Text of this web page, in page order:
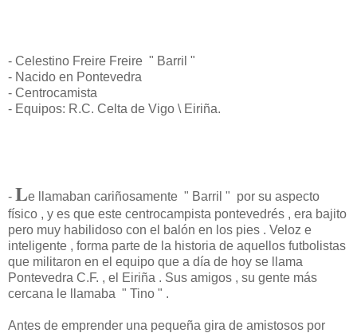
- Celestino Freire Freire " Barril "
- Nacido en Pontevedra
- Centrocamista
- Equipos: R.C. Celta de Vigo \ Eiriña.
- Le llamaban cariñosamente " Barril " por su aspecto
físico , y es que este centrocampista pontevedrés , era bajito
pero muy habilidoso con el balón en los pies . Veloz e
inteligente , forma parte de la historia de aquellos futbolistas
que militaron en el equipo que a día de hoy se llama
Pontevedra C.F. , el Eiriña . Sus amigos , su gente más
cercana le llamaba " Tino " .
Antes de emprender una pequeña gira de amistosos por